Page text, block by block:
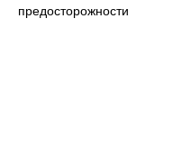
предосторожности